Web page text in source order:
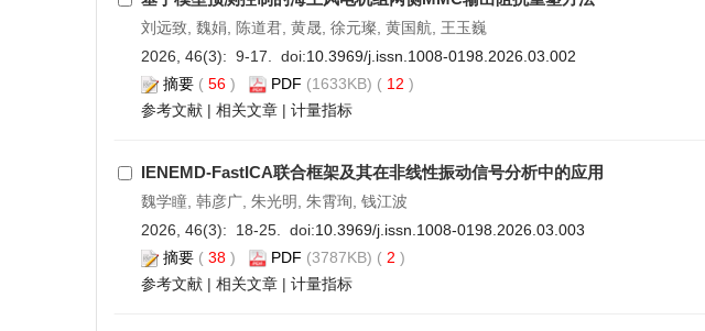
刘远致, 魏娟, 陈道君, 黄晟, 徐元璨, 黄国航, 王玉巍
2026, 46(3): 9-17. doi:10.3969/j.issn.1008-0198.2026.03.002
摘要( 56) PDF (1633KB) ( 12 )
参考文献| 相关文章| 计量指标
IENEMD-FastICA联合框架及其在非线性振动信号分析中的应用
魏学瞳, 韩彦广, 朱光明, 朱霄珣, 钱江波
2026, 46(3): 18-25. doi:10.3969/j.issn.1008-0198.2026.03.003
摘要( 38) PDF (3787KB) ( 2 )
参考文献| 相关文章| 计量指标